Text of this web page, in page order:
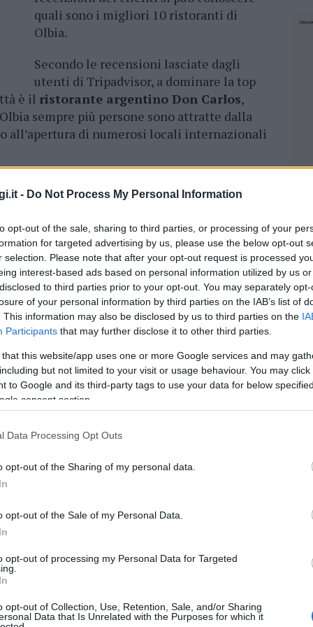
- Do Not Process My Personal Information
opt-out of the sale, sharing to third parties, or processing of your
for targeted advertising by us, please use the below opt-out
selection. Please note that after your opt-out request is processed
interest-based ads based on personal information utilized by us
to third parties prior to your opt-out. You may separately
of your personal information by third parties on the IAB’s list of
This information may also be disclosed by us to third parties on the
Participants that may further disclose it to other third parties.
that this website/app uses one or more Google services and may
but not limited to your visit or usage behaviour. You may
to Google and its third-party tags to use your data for below
consent section.
Data Processing Opt Outs
opt-out of the Sharing of my personal data.
opt-out of the Sale of my Personal Data.
opt-out of processing my Personal Data for Targeted
opt-out of Collection, Use, Retention, Sale, and/or Sharing
Data that Is Unrelated with the Purposes for which it
quali sono i migliori 10 ristoranti di
Olbia.
Secondo le recensioni lasciate dagli
utenti di Tripadvisor, a dominare la top
è il ristorante argentino Don Carlos,
sempre più persone sono attratte dalla
all’apertura di numerosi locali internazionali
successo in città è il
gradimento, con 512 recensioni e 4 stelline
209 recensioni e 5 stelle. Al quarto
San Giovanni, che si trova sulla strada
632 persone e ha ottenuto 4 stelline e
la top ten della classifica di TripAdvisor
le Feste. L’Agriturismo Cabu Abbas
Gluten Free, che si trova a pochi passi dalla
Il ristorante ha ricevuto 270 recensioni e 5
, con 972 recensioni dagli utenti e il
Chiudono la classifica della top 10 i
nella sezioneLogindal menù del sito o